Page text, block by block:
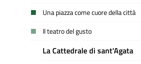
Una piazza come cuore della città
Il teatro del gusto
La Cattedrale di sant'Agata